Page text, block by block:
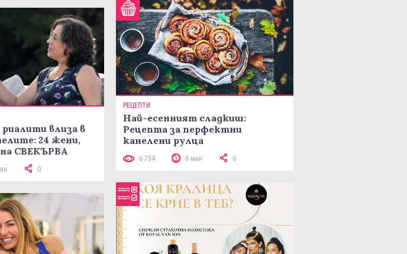
влиза в
24 жени,
СВЕКЪРВА
0
РЕЦЕПТИ
Най-есенният сладкиш:
Рецепта за перфектни
канелени рулца
6 734 6 мин 6